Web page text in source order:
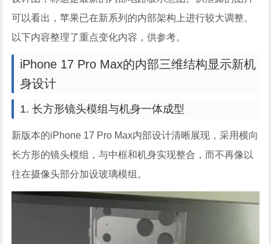
可以看出，苹果已在新系列的内部架构上进行较大调整。
以下内容整理了重点变化内容，供参考。
iPhone 17 Pro Max的内部三维结构显示新机
身设计
1. 长方形镜头模组与机身一体成型
新版本的iPhone 17 Pro Max内部设计清晰展现，采用横向
长方形的镜头模组，与中框和机身实现整合，而不再像以
往在摄像头部分加设玻璃模组。